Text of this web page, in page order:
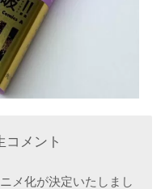
コメント
メ化が決定いたしまし